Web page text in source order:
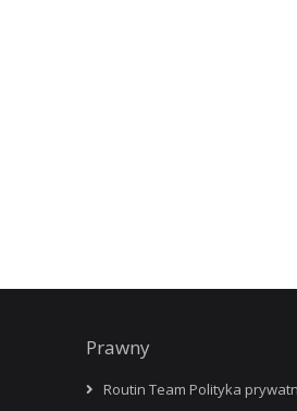
Prawny
Routin Team Polityka